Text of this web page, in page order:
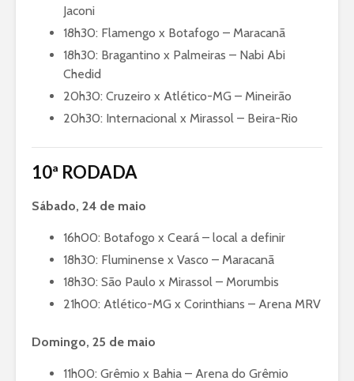
Jaconi
18h30: Flamengo x Botafogo – Maracanã
18h30: Bragantino x Palmeiras – Nabi Abi
Chedid
20h30: Cruzeiro x Atlético-MG – Mineirão
20h30: Internacional x Mirassol – Beira-Rio
10ª RODADA
Sábado, 24 de maio
16h00: Botafogo x Ceará – local a definir
18h30: Fluminense x Vasco – Maracanã
18h30: São Paulo x Mirassol – Morumbis
21h00: Atlético-MG x Corinthians – Arena MRV
Domingo, 25 de maio
11h00: Grêmio x Bahia – Arena do Grêmio